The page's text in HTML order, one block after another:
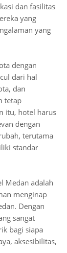
dan fasilitas
yang
yang
dengan
dari hal
dan
tetap
itu, hotel harus
dengan
terutama
standar
Medan adalah
menginap
Dengan
sangat
bagi siapa
aksesibilitas,